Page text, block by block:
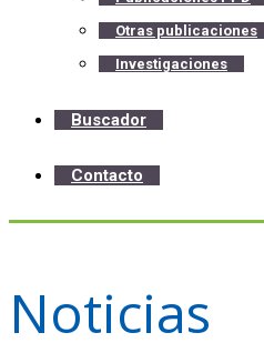
Otras publicaciones
Investigaciones
Buscador
Contacto
Noticias